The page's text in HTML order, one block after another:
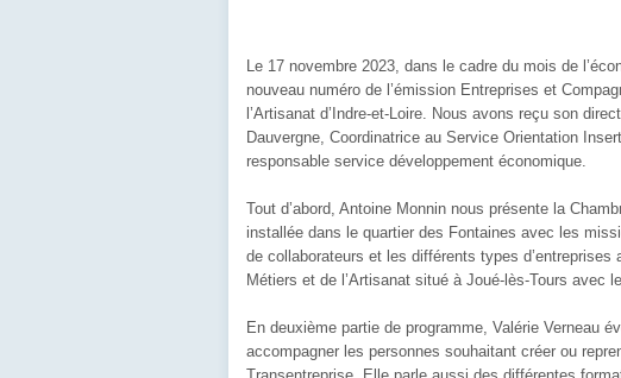
Le 17 novembre 2023, dans le cadre du mois de
nouveau numéro de l’émission Entreprises et
l’Artisanat d’Indre-et-Loire. Nous avons reçu son
Dauvergne, Coordinatrice au Service Orientation
responsable service développement économique.
Tout d’abord, Antoine Monnin nous présente la
installée dans le quartier des Fontaines avec les
de collaborateurs et les différents types
Métiers et de l’Artisanat situé à Joué-lès-Tours avec
En deuxième partie de programme, Valérie Verneau
accompagner les personnes souhaitant créer ou